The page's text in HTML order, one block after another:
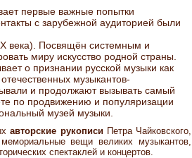
первые важные попытки
с зарубежной аудиторией были
века). Посвящён системным и
миру искусство родной страны.
о признании русской музыки как
музыкантов-
и продолжают вызывать самый
по продвижению и популяризации
музей музыки.
авторские рукописиПетра Чайковского,
вещи великих музыкантов,
спектаклей и концертов.